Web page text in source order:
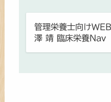
管理栄養士向け
澤 靖 臨床栄養Nav